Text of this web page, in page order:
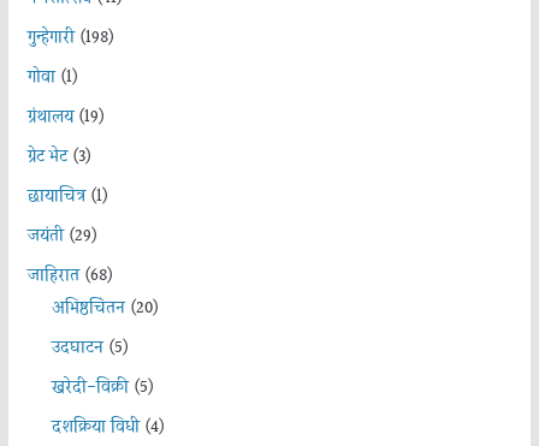
गुन्हेगारी(198)
गोवा(1)
ग्रंथालय(19)
ग्रेट भेट(3)
छायाचित्र(1)
जयंती(29)
जाहिरात(68)
अभिष्ठचिंतन(20)
उदघाटन(5)
खरेदी-विक्री(5)
दशक्रिया विधी(4)